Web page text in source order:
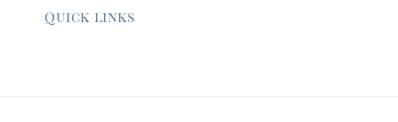
Quick links